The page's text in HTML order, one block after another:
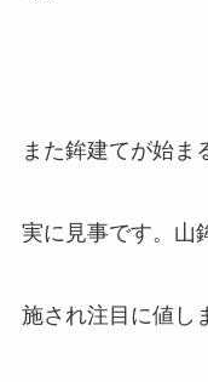
また鉾建てが始ま
実に見事です。山
施され注目に値し